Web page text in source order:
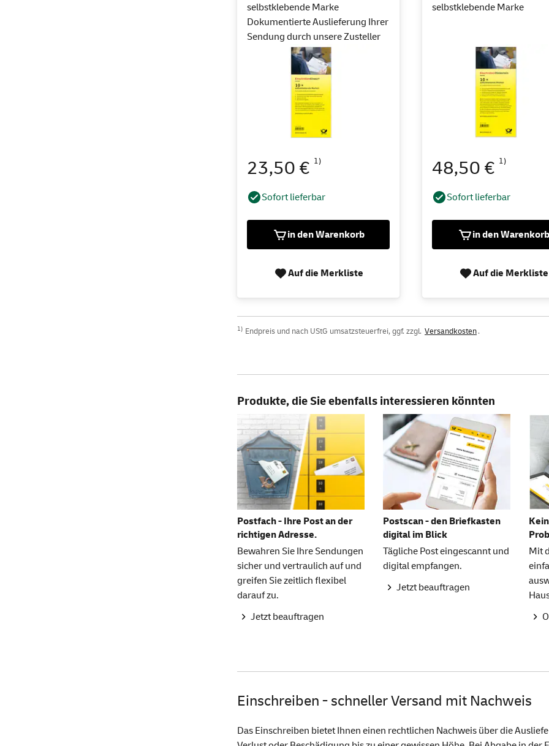
selbstklebende Marke
Dokumentierte Auslieferung Ihrer
Sendung durch unsere Zusteller
23,50 € 1)
Sofort lieferbar
in den Warenkorb
Auf die Merkliste
selbstklebende Marke
48,50 € 1)
Sofort lieferbar
in den Warenkorb
Auf die Merkliste
1) Endpreis und nach UStG umsatzsteuerfrei, ggf. zzgl. Versandkosten.
Produkte, die Sie ebenfalls interessieren könnten
Postfach - Ihre Post an der
richtigen Adresse.
Bewahren Sie Ihre Sendungen
sicher und vertraulich auf und
greifen Sie zeitlich flexibel
darauf zu.
Jetzt beauftragen
Postscan - den Briefkasten
digital im Blick
Tägliche Post eingescannt und
digital empfangen.
Jetzt beauftragen
Mit
Einschreiben - schneller Versand mit Nachweis
Das Einschreiben bietet Ihnen einen rechtlichen Nachweis über die